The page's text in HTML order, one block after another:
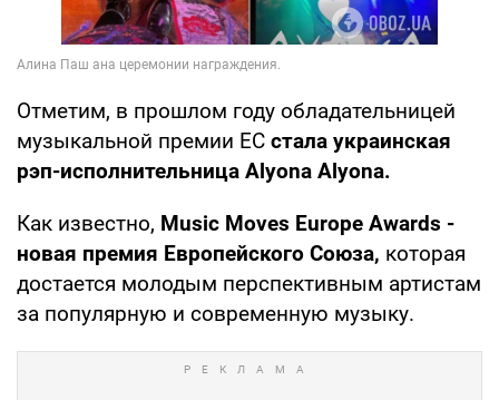
Отметим, в прошлом году обладательницей
музыкальной премии ЕС стала украинская
рэп-исполнительница Аlyona Аlyona.
Как известно, Music Moves Europe Awards -
новая премия Европейского Союза, которая
достается молодым перспективным артистам
за популярную и современную музыку.